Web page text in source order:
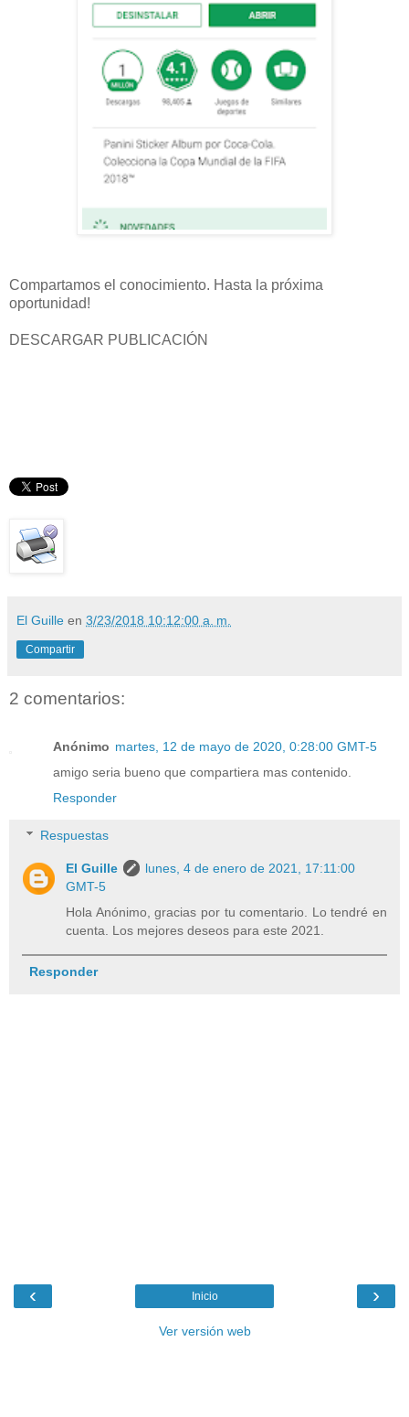
Compartamos el conocimiento. Hasta la próxima
oportunidad!
DESCARGAR PUBLICACIÓN
El Guille en 3/23/2018 10:12:00 a. m.
Compartir
2 comentarios:
Anónimo martes, 12 de mayo de 2020, 0:28:00 GMT-5
amigo seria bueno que compartiera mas contenido.
Responder
Respuestas
El Guille
lunes, 4 de enero de 2021, 17:11:00
GMT-5
Hola Anónimo, gracias por tu comentario. Lo tendré en
cuenta. Los mejores deseos para este 2021.
Responder
‹ ›
Inicio
Ver versión web